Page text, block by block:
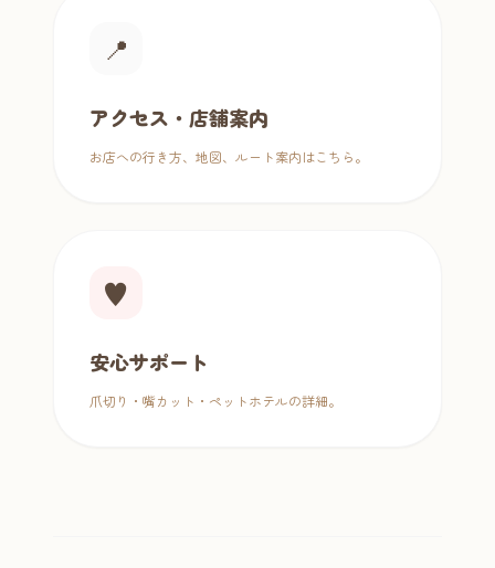
📍
アクセス・店舗案内
お店への行き方、地図、ルート案内はこちら。
♥
安心サポート
爪切り・嘴カット・ペットホテルの詳細。